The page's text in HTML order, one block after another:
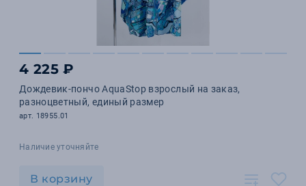
4 225 ₽
Дождевик-пончо AquaStop взрослый на заказ,
разноцветный, единый размер
арт. 18955.01
Наличие уточняйте
В корзину